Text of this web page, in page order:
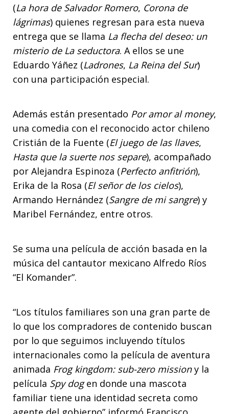
(La hora de Salvador Romero, Corona de
lágrimas) quienes regresan para esta nueva
entrega que se llama La flecha del deseo: un
misterio de La seductora. A ellos se une
Eduardo Yáñez (Ladrones, La Reina del Sur)
con una participación especial.
Además están presentado Por amor al money,
una comedia con el reconocido actor chileno
Cristián de la Fuente (El juego de las llaves,
Hasta que la suerte nos separe), acompañado
por Alejandra Espinoza (Perfecto anfitrión),
Erika de la Rosa (El señor de los cielos),
Armando Hernández (Sangre de mi sangre) y
Maribel Fernández, entre otros.
Se suma una película de acción basada en la
música del cantautor mexicano Alfredo Ríos
“El Komander”.
“Los títulos familiares son una gran parte de
lo que los compradores de contenido buscan
por lo que seguimos incluyendo títulos
internacionales como la película de aventura
animada Frog kingdom: sub-zero missiony la
película Spy dogen donde una mascota
familiar tiene una identidad secreta como